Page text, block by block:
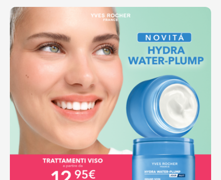
Ottieni indicazioni stradali